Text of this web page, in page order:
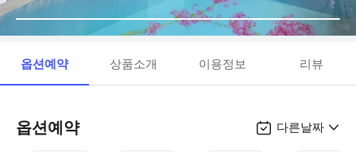
옵션예약 상품소개 이용정보 리뷰
옵션예약 다른날짜